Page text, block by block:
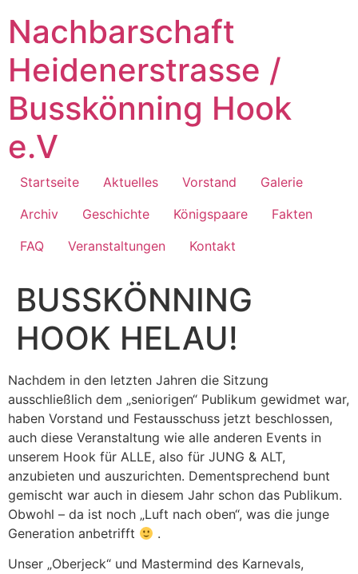
Inhalt
springen
Nachbarschaft
Heidenerstrasse /
Busskönning Hook
e.V
Startseite Aktuelles Vorstand
Galerie
Archiv
Geschichte Königspaare
Fakten
FAQ
Veranstaltungen Kontakt
BUSSKÖNNING
HOOK HELAU!
Nachdem in den letzten Jahren die Sitzung
ausschließlich dem „seniorigen“ Publikum gewidmet war,
haben Vorstand und Festausschuss jetzt beschlossen,
auch diese Veranstaltung wie alle anderen Events in
unserem Hook für ALLE, also für JUNG & ALT,
anzubieten und auszurichten. Dementsprechend bunt
gemischt war auch in diesem Jahr schon das Publikum.
Obwohl – da ist noch „Luft nach oben“, was die junge
Generation anbetrifft
.
Unser „Oberjeck“ und Mastermind des Karnevals,